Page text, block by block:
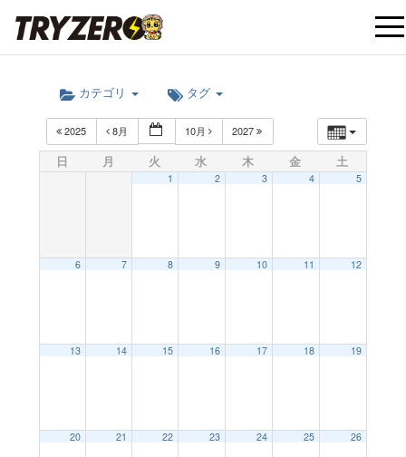
t
カテゴリ タグ
2025 8月 10月 2027
日 月 火 水 木 金 土
1 2 3 4 5
6 7 8 9 10 11 12
13 14 15 16 17 18 19
20 21 22 23 24 25 26